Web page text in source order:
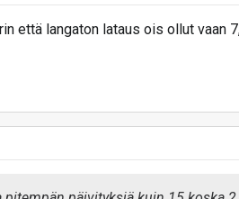
että langaton lataus ois ollut vaan